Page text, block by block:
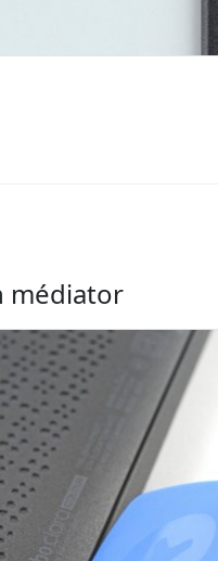
médiator